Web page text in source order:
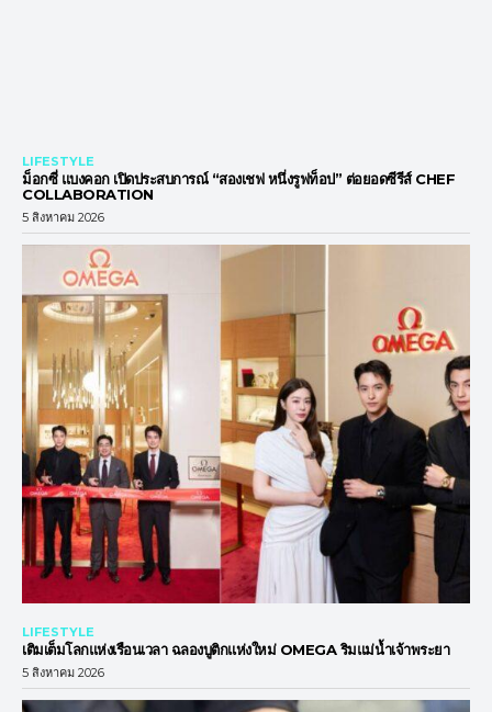
LIFESTYLE
ม็อกซี่ แบงคอก เปิดประสบการณ์ “สองเชฟ หนึ่งรูฟท็อป” ต่อยอดซีรีส์ CHEF
COLLABORATION
5 สิงหาคม 2026
LIFESTYLE
เติมเต็มโลกแห่งเรือนเวลา ฉลองบูติกแห่งใหม่ OMEGA ริมแม่น้ำเจ้าพระยา
5 สิงหาคม 2026